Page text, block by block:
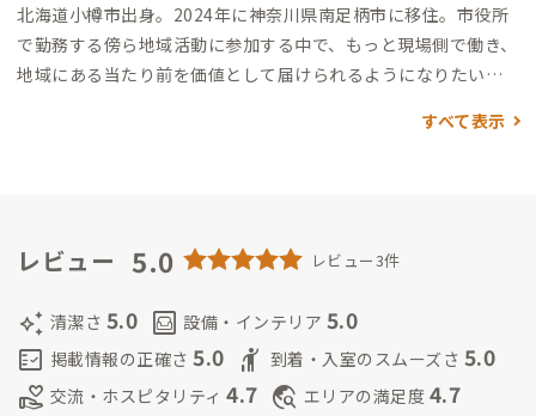
頃）
北海道小樽市出身。2024年に神奈川県南足柄市に移住。 市役所
で勤務する傍ら地域活動に参加する中で、もっと現場側で働き、
地域にある当たり前を価値として届けられるようになりたいと
拠点施設を運営しながら、企業と森をつなぐ取組や、保育
ンをしていた経験から、問いの書かれた手帖をもって林業現場
絶賛参加者募集中。
すべて表示
レビュー 5.0 レビュー3件
auto_awesome 清潔さ 5.0 living 設備・インテリア 5.0
fact_check 掲載情報の正確さ 5.0 hail 到着・入室のスムーズさ 5.0
volunteer_activism 交流・ホスピタリティ 4.7 travel_explore エリアの満足度 4.7